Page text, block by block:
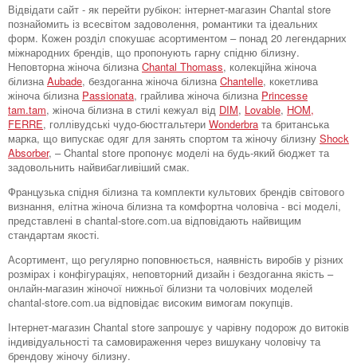
Відвідати сайт - як перейти рубікон: інтернет-магазин Chantal store
познайомить із всесвітом задоволення, романтики та ідеальних
форм. Кожен розділ спокушає асортиментом – понад 20 легендарних
міжнародних брендів, що пропонують гарну спідню білизну.
Неповторна жіноча білизна Chantal Thomass, колекційна жіноча
білизна Aubade, бездоганна жіноча білизна Chantelle, кокетлива
жіноча білизна Passionata, грайлива жіноча білизна Princesse
tam.tam, жіноча білизна в стилі кежуал від DIM, Lovable, HOM,
FERRE, голлівудські чудо-бюстгальтери Wonderbra та британська
марка, що випускає одяг для занять спортом та жіночу білизну Shock
Absorber, – Chantal store пропонує моделі на будь-який бюджет та
задовольнить найвибагливіший смак.
Французька спідня білизна та комплекти культових брендів світового
визнання, елітна жіноча білизна та комфортна чоловіча - всі моделі,
представлені в chantal-store.com.ua відповідають найвищим
стандартам якості.
Асортимент, що регулярно поповнюється, наявність виробів у різних
розмірах і конфігураціях, неповторний дизайн і бездоганна якість –
онлайн-магазин жіночої нижньої білизни та чоловічих моделей
chantal-store.com.ua відповідає високим вимогам покупців.
Інтернет-магазин Chantal store запрошує у чарівну подорож до витоків
індивідуальності та самовираження через вишукану чоловічу та
брендову жіночу білизну.